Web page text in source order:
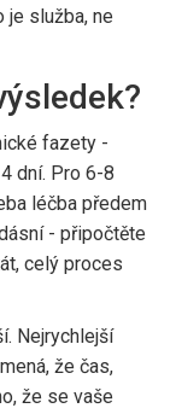
je služba, ne
fazety -
dní. Pro 6-8
léčba předem
- připočtěte
celý proces
Nejrychlejší
že čas,
že se vaše